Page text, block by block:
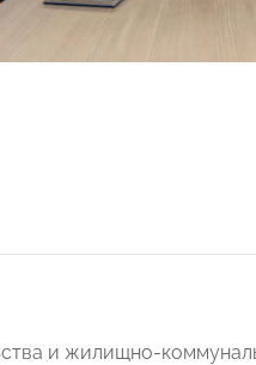
и жилищно-